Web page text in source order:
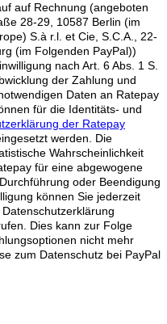
auf Rechnung (angeboten
28-29, 10587 Berlin (im
S.à r.l. et Cie, S.C.A., 22-
(im Folgenden PayPal))
nach Art. 6 Abs. 1 S.
der Zahlung und
Daten an Ratepay
für die Identitäts- und
der Ratepay
werden. Die
Wahrscheinlichkeit
für eine abgewogene
oder Beendigung
können Sie jederzeit
Dies kann zur Folge
nicht mehr
zum Datenschutz bei PayPal